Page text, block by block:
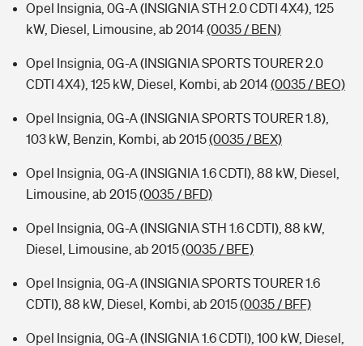
Opel Insignia, 0G-A (INSIGNIA STH 2.0 CDTI 4X4), 125
kW, Diesel, Limousine, ab 2014(0035 / BEN)
Opel Insignia, 0G-A (INSIGNIA SPORTS TOURER 2.0
CDTI 4X4), 125 kW, Diesel, Kombi, ab 2014(0035 / BEO)
Opel Insignia, 0G-A (INSIGNIA SPORTS TOURER 1.8),
103 kW, Benzin, Kombi, ab 2015(0035 / BEX)
Opel Insignia, 0G-A (INSIGNIA 1.6 CDTI), 88 kW, Diesel,
Limousine, ab 2015(0035 / BFD)
Opel Insignia, 0G-A (INSIGNIA STH 1.6 CDTI), 88 kW,
Diesel, Limousine, ab 2015(0035 / BFE)
Opel Insignia, 0G-A (INSIGNIA SPORTS TOURER 1.6
CDTI), 88 kW, Diesel, Kombi, ab 2015(0035 / BFF)
Opel Insignia, 0G-A (INSIGNIA 1.6 CDTI), 100 kW, Diesel,